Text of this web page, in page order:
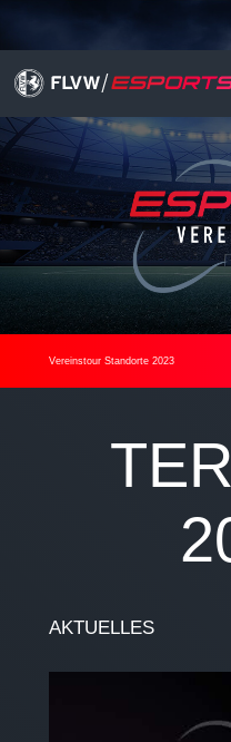
Vereinstour Standorte 2023
AKTUELLES